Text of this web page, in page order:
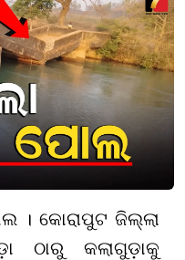
। କୋରାପୁଟ ଜିଲ୍ଲା
ଠାରୁ କଲାଗୁଡ଼ାକୁ